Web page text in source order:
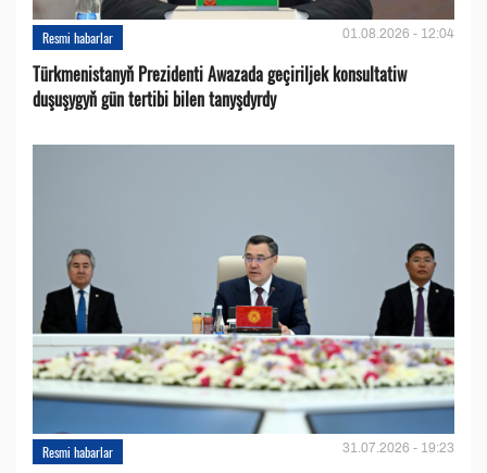
Resmi habarlar 01.08.2026 - 12:04
Türkmenistanyň Prezidenti Awazada geçiriljek konsultatiw
duşuşygyň gün tertibi bilen tanyşdyrdy
Resmi habarlar 31.07.2026 - 19:23